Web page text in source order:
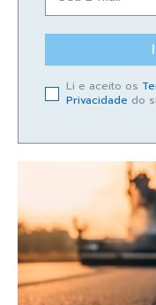
Li e aceito os
Privacidade do